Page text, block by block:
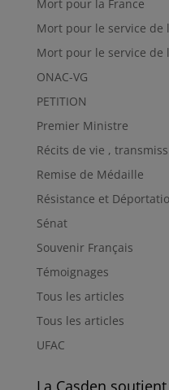
Mort pour la France
Mort pour le service de
Mort pour le service de
ONAC-VG
PETITION
Premier Ministre
Récits de vie ,
Remise de Médaille
Résistance et
Sénat
Souvenir Français
Témoignages
Tous les articles
Tous les articles
UFAC
La Casden